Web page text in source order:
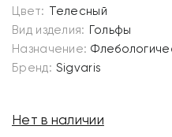
Цвет: Телесный
Вид изделия: Гольфы
Назначение:
Бренд: Sigvaris
Нет в наличии